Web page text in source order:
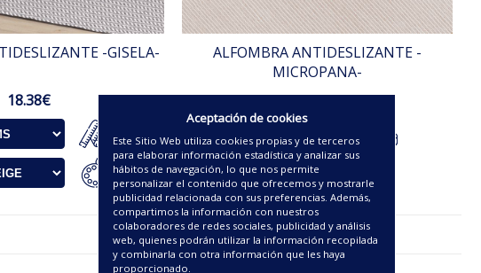
-GISELA-
18.38€
ALFOMBRA ANTIDESLIZANTE -
MICROPANA-
18.38€
Aceptación de cookies
Este Sitio Web utiliza cookies propias y de terceros
para elaborar información estadística y analizar sus
hábitos de navegación, lo que nos permite
personalizar el contenido que ofrecemos y mostrarle
publicidad relacionada con sus preferencias. Además,
compartimos la información con nuestros
colaboradores de redes sociales, publicidad y análisis
web, quienes podrán utilizar la información recopilada
y combinarla con otra información que les haya
proporcionado.